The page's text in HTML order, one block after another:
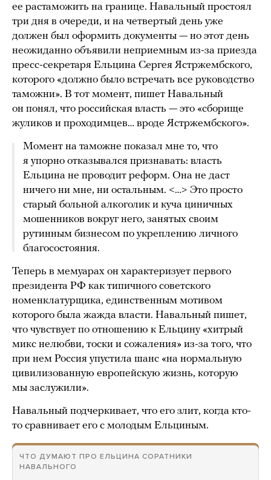
ее растаможить на границе. Навальный простоял
три дня в очереди, и на четвертый день уже
должен был оформить документы — но этот день
неожиданно объявили неприемным из-за приезда
пресс-секретаря Ельцина Сергея Ястржембского,
которого «должно было встречать все руководство
таможни». В тот момент, пишет Навальный
он понял, что российская власть — это «сборище
жуликов и проходимцев… вроде Ястржембского».
Момент на таможне показал мне то, что
я упорно отказывался признавать: власть
Ельцина не проводит реформ. Она не даст
ничего ни мне, ни остальным. <…> Это просто
старый больной алкоголик и куча циничных
мошенников вокруг него, занятых своим
рутинным бизнесом по укреплению личного
благосостояния.
Теперь в мемуарах он характеризует первого
президента РФ как типичного советского
номенклатурщика, единственным мотивом
которого была жажда власти. Навальный пишет,
что чувствует по отношению к Ельцину «хитрый
микс нелюбви, тоски и сожаления» из-за того, что
при нем Россия упустила шанс «на нормальную
цивилизованную европейскую жизнь, которую
мы заслужили».
Навальный подчеркивает, что его злит, когда кто-
то сравнивает его с молодым Ельциным.
ЧТО ДУМАЮТ ПРО ЕЛЬЦИНА СОРАТНИКИ
НАВАЛЬНОГО